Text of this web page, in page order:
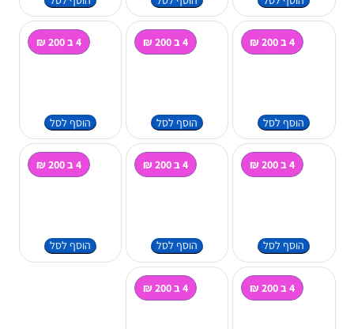
4 ב 200 ₪
הוסף לסל
4 ב 200 ₪
הוסף לסל
4 ב 200 ₪
הוסף לסל
4 ב 200 ₪
הוסף לסל
4 ב 200 ₪
הוסף לסל
4 ב 200 ₪
הוסף לסל
4 ב 200 ₪ 4 ב 200 ₪